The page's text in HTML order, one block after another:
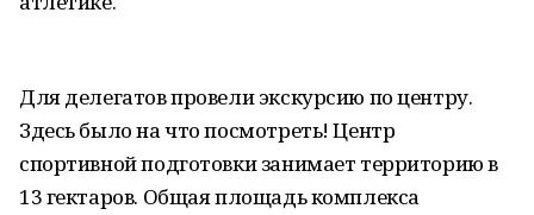
Для делегатов провели экскурсию по центру.
Здесь было на что посмотреть! Центр
спортивной подготовки занимает территорию в
13 гектаров. Общая площадь комплекса